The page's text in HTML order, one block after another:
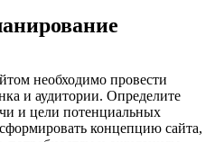
необходимо провести
и аудитории. Определите
и цели потенциальных
концепцию сайта,